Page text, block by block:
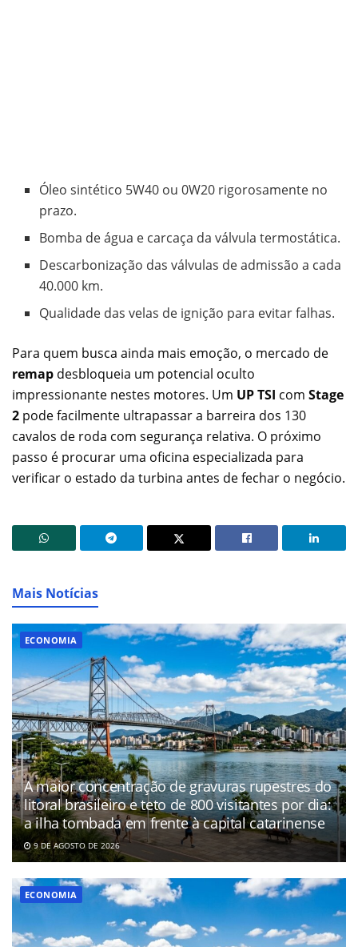
Óleo sintético 5W40 ou 0W20 rigorosamente no
prazo.
Bomba de água e carcaça da válvula termostática.
Descarbonização das válvulas de admissão a cada
40.000 km.
Qualidade das velas de ignição para evitar falhas.
Para quem busca ainda mais emoção, o mercado de
remap desbloqueia um potencial oculto
impressionante nestes motores. Um UP TSI com Stage
2 pode facilmente ultrapassar a barreira dos 130
cavalos de roda com segurança relativa. O próximo
passo é procurar uma oficina especializada para
verificar o estado da turbina antes de fechar o negócio.
Mais Notícias
ECONOMIA
A maior concentração de gravuras rupestres do
litoral brasileiro e teto de 800 visitantes por dia:
a ilha tombada em frente à capital catarinense
9 DE AGOSTO DE 2026
ECONOMIA